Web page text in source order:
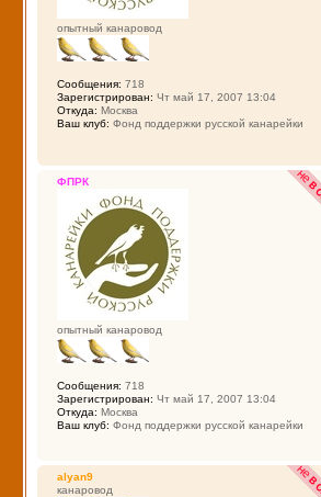
опытный канаровод
Сообщения: 718
Зарегистрирован: Чт май 17, 2007 13:04
Откуда: Москва
Ваш клуб: Фонд поддержки русской канарейки
ФПРК
опытный канаровод
Сообщения: 718
Зарегистрирован: Чт май 17, 2007 13:04
Откуда: Москва
Ваш клуб: Фонд поддержки русской канарейки
alyan9
канаровод